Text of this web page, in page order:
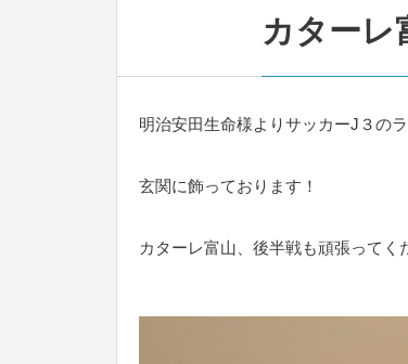
カターレ
明治安田生命様よりサッカーJ３の
玄関に飾っております！
カターレ富山、後半戦も頑張ってく